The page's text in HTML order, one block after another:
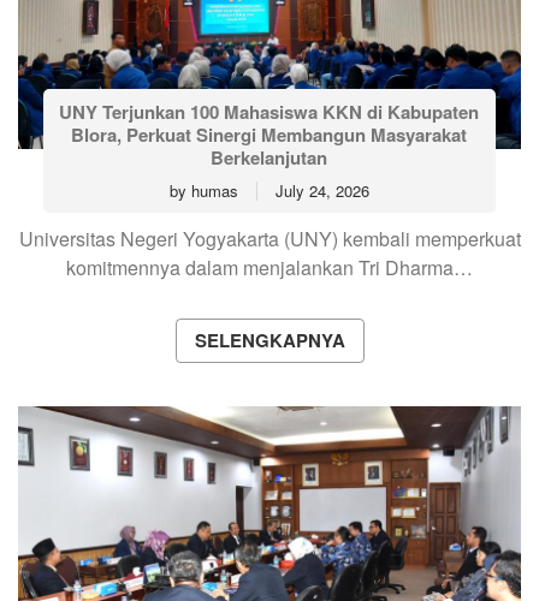
UNY Terjunkan 100 Mahasiswa KKN di Kabupaten
Blora, Perkuat Sinergi Membangun Masyarakat
Berkelanjutan
by humas July 24, 2026
Universitas Negeri Yogyakarta (UNY) kembali memperkuat
komitmennya dalam menjalankan Tri Dharma…
SELENGKAPNYA